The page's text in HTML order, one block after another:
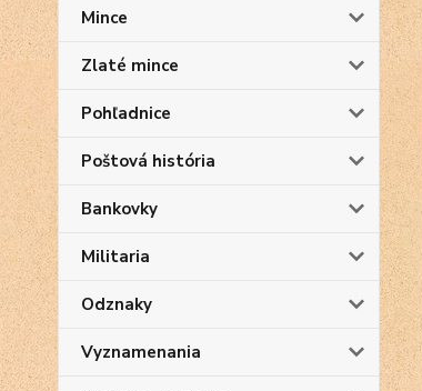
Mince
Zlaté mince
Pohľadnice
Poštová história
Bankovky
Militaria
Odznaky
Vyznamenania